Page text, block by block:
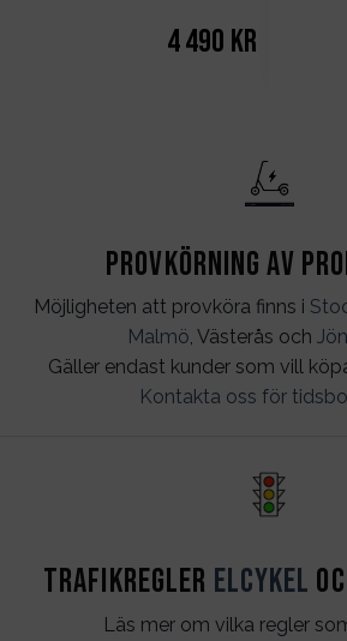
4 490 kr
Provkörning av
Möjligheten att provköra finns i
Malmö, Västerås och
Gäller endast kunder som vill
Kontakta oss för
Trafikregler Elcykel
Läs mer om vilka regler